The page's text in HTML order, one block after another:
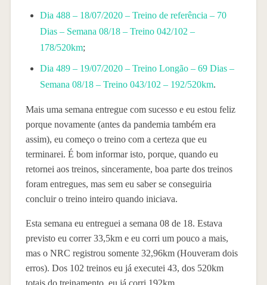
Dia 488 – 18/07/2020 – Treino de referência – 70
Dias – Semana 08/18 – Treino 042/102 –
178/520km;
Dia 489 – 19/07/2020 – Treino Longão – 69 Dias –
Semana 08/18 – Treino 043/102 – 192/520km.
Mais uma semana entregue com sucesso e eu estou feliz
porque novamente (antes da pandemia também era
assim), eu começo o treino com a certeza que eu
terminarei. É bom informar isto, porque, quando eu
retornei aos treinos, sinceramente, boa parte dos treinos
foram entregues, mas sem eu saber se conseguiria
concluir o treino inteiro quando iniciava.
Esta semana eu entreguei a semana 08 de 18. Estava
previsto eu correr 33,5km e eu corri um pouco a mais,
mas o NRC registrou somente 32,96km (Houveram dois
erros). Dos 102 treinos eu já executei 43, dos 520km
totais do treinamento, eu já corri 192km.